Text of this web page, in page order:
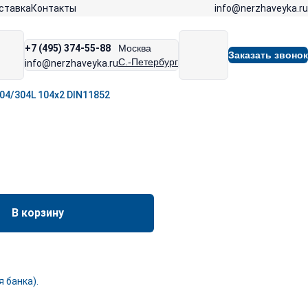
Контакты info@nerzhaveyka.ru
+7 (495) 374-55-88
info@nerzhaveyka.ru
Москва
С.-Петербург
Заказать звонок
304L 104х2 DIN11852
В корзину
банка).